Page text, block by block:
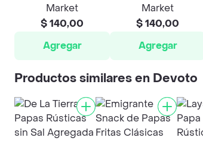
Market
$ 140,00
Agregar
Market
$ 140,00
Agregar
Productos similares en Devoto